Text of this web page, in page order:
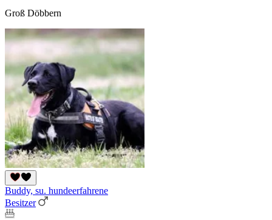
Groß Döbbern
Buddy, su. hundeerfahrene
Besitzer